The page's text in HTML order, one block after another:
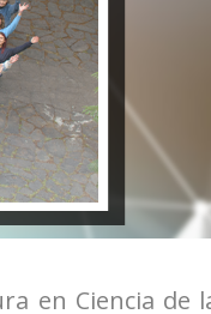
en Ciencia de